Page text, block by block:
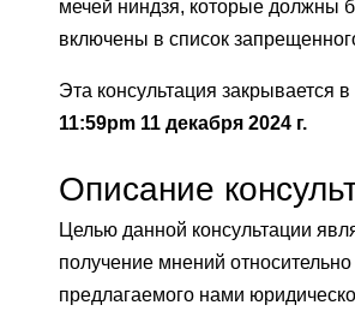
мечей ниндзя, которые должны
включены в список
Эта консультация закрывается в
11:59pm 11 декабря 2024 г.
Описание
Целью данной консультации
получение мнений относительно
предлагаемого нами